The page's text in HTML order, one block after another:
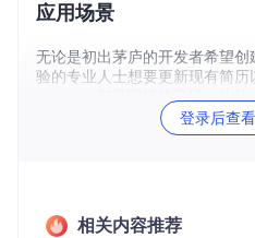
应用场景
无论是初出茅庐的开发者希望
验的专业人士想要更新现有简
义，教育机构也可以将其作为
响应式设计：适应各种屏幕
登录后查
相关内容推荐